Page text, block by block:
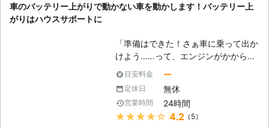
た状態でエアコンを使いすぎてしまっ
ッテリーの劣化 上記がバッテリー上
がりの原因となる、事象です。「あ
っ！これが原因かも！」という例は、
ありましたでしょうか。このような状
況を避けるためにも、参考にしてみて
くださいませ。 ●ジャンプスタート
による復旧！適切な作業で迅速に車を
車のバッテリー上がりで動かない車を動かします！バッテリー上
がりはハウスサポートに
「準備はできた！さぁ車に乗って出か
けよう……って、エンジンがかからな
い！」 その車、もしかしたら長期間
車を動かしていなかったのではありま
せんか？エンジンがかからないのは、
バッテリー上がりが原因かもしれませ
ん。 車は長いこと運転しないで放置
目安料金 ー
定休日 無休
営業時間 24時間
★★★★★ 4.2 （5）